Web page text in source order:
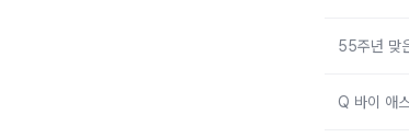
55주년 맞
Q 바이 애